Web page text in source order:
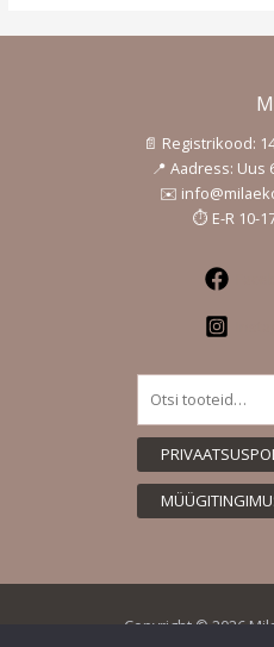
📄 Registrikood:
📍 Aadress: Uus
✉️
⏱️ E-R 10-
Copyright © 2026